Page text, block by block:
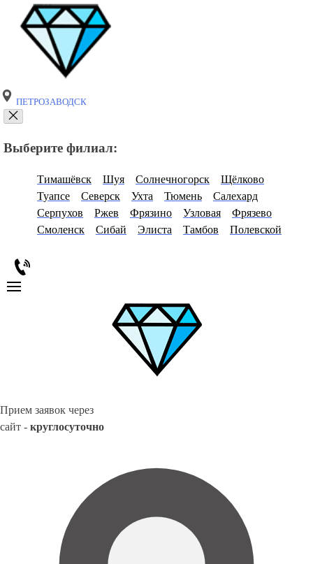
ПЕТРОЗАВОДСК
Выберите филиал:
Тимашёвск Шуя Солнечногорск
Щёлково
Туапсе
Северск Ухта Тюмень
Салехард
Серпухов
Ржев Фрязино Узловая
Фрязево
Смоленск
Сибай Элиста Тамбов Полевской
Прием заявок через
сайт - круглосуточно